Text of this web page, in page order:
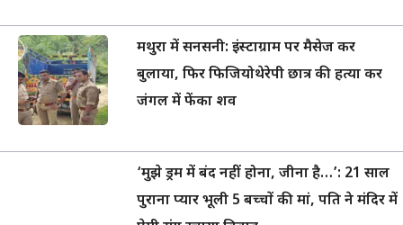
मथुरा में सनसनी: इंस्टाग्राम पर मैसेज कर
बुलाया, फिर फिजियोथेरेपी छात्र की हत्या कर
जंगल में फेंका शव
‘मुझे ड्रम में बंद नहीं होना, जीना है…’: 21 साल
पुराना प्यार भूली 5 बच्चों की मां, पति ने मंदिर में